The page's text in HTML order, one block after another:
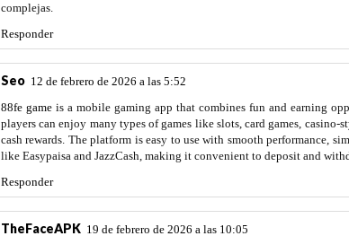
complejas.
Responder
Seo 12 de febrero de 2026 a las 5:52
88fe game is a mobile gaming app that combines fun and earning
players can enjoy many types of games like slots, card games,
cash rewards. The platform is easy to use with smooth performance,
like Easypaisa and JazzCash, making it convenient to deposit and
Responder
TheFaceAPK 19 de febrero de 2026 a las 10:05